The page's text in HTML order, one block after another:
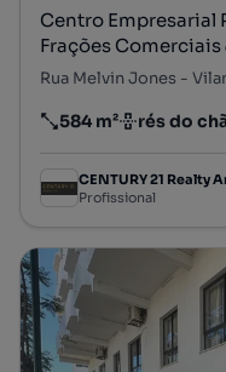
Centro Empresarial
Frações Comerciais
Rua Melvin Jones -
Preço por metro
584 m²
Andar rés do
CENTURY 21 Realty
Profissional